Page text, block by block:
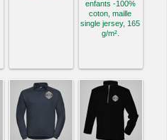
enfants -100%
coton, maille
single jersey, 165
g/m².